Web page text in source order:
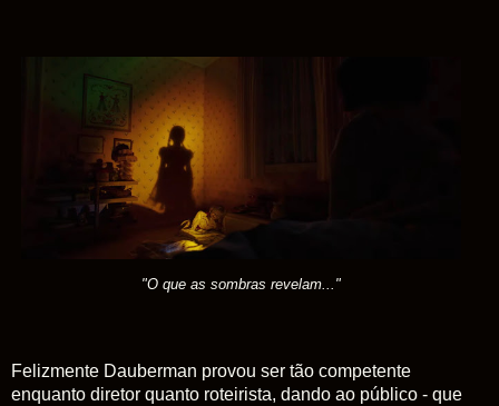
"O que as sombras revelam..."
Felizmente Dauberman provou ser tão competente
enquanto diretor quanto roteirista, dando ao público - que